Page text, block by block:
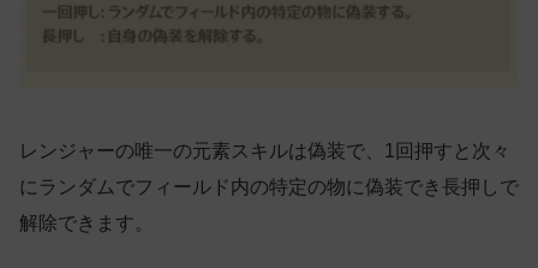
レンジャーの唯一の元素スキルは偽装で、1回押すと次々
にランダムでフィールド内の特定の物に偽装でき長押しで
解除できます。